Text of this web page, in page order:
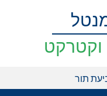
וקטרקט
תור